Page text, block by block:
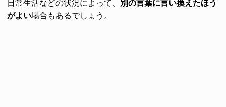
日常生活などの状況によって、
別の言葉に言い換えたほう
がよい場合もあるでしょう。